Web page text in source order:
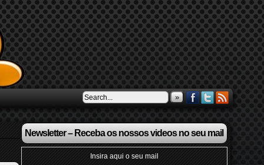
»
Newsletter – Receba os nossos videos no seu mail
Insira aqui o seu mail